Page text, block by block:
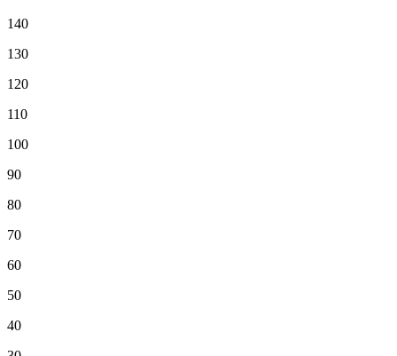
140
130
120
110
100
90
80
70
60
50
40